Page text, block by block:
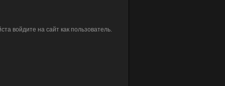
войдите на сайт как пользователь.